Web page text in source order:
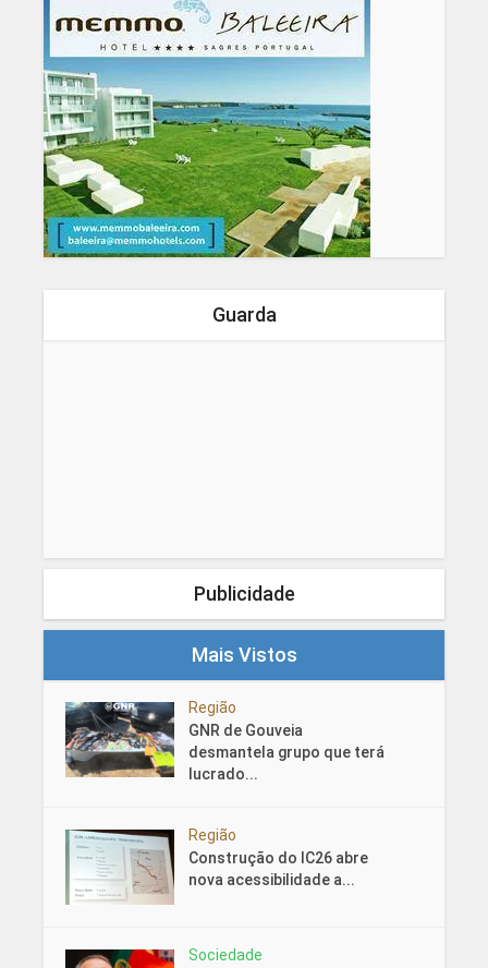
Guarda
Publicidade
Mais Vistos
Região
GNR de Gouveia
desmantela grupo que terá
lucrado...
Região
Construção do IC26 abre
nova acessibilidade a...
Sociedade